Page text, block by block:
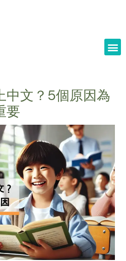
中文？5個原因為
要